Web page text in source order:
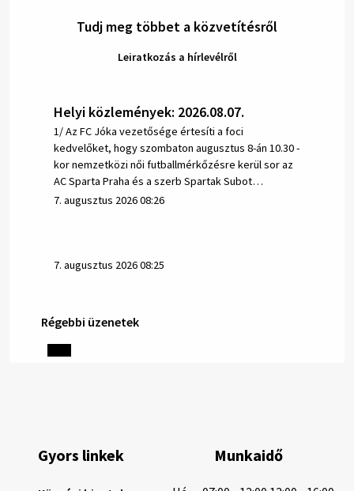
Tudj meg többet a közvetítésről
Leiratkozás a hírlevélről
Helyi közlemények: 2026.08.07.
1/ Az FC Jóka vezetősége értesíti a foci
kedvelőket, hogy szombaton augusztus 8-án 10.30 -
kor nemzetközi női futballmérkőzésre kerül sor az
AC Sparta Praha és a szerb Spartak Subot…
7. augusztus 2026 08:26
7. augusztus 2026 08:25
Helyi közlemények: 2026.08.06.
1/ AZ IVÓVÍZ NEM MAGÁTÓL ÉRTETŐDŐ. A tartós
Régebbi üzenetek
Gyors linkek Munkaidő